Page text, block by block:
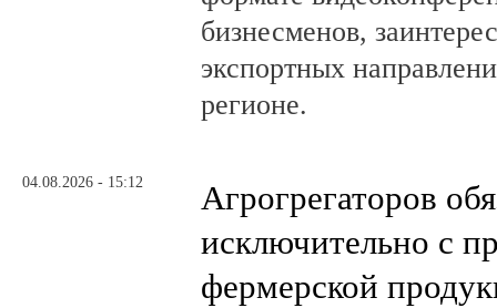
бизнесменов,
экспортных
регионе.
04.08.2026 - 15:12
Агрогрегаторов
исключительно с
фермерской